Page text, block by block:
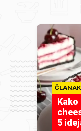
ČLANAK
5